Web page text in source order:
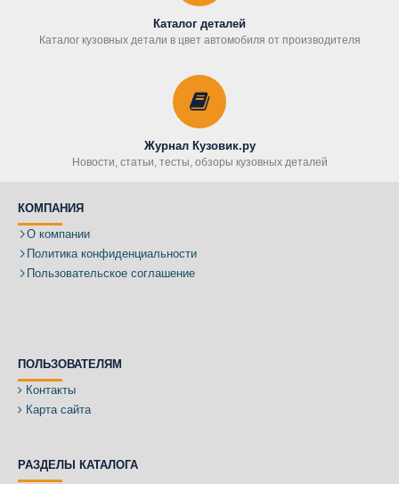
Каталог деталей
Каталог кузовных детали в цвет автомобиля от производителя
Журнал Кузовик.ру
Новости, статьи, тесты, обзоры кузовных деталей
КОМПАНИЯ
О компании
Политика конфиденциальности
Пользовательское соглашение
ПОЛЬЗОВАТЕЛЯМ
Контакты
Карта сайта
РАЗДЕЛЫ КАТАЛОГА